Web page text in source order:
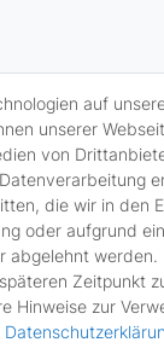
auf
unserer
von
die wir in den
oder aufgrund
abgelehnt
Zeitpunkt
Hinweise zur